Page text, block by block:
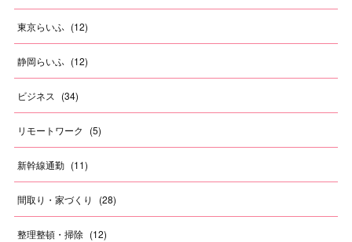
東京らいふ (12)
静岡らいふ (12)
ビジネス (34)
リモートワーク (5)
新幹線通勤 (11)
間取り・家づくり (28)
整理整頓・掃除 (12)